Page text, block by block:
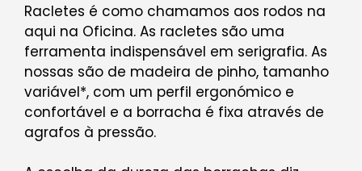
Racletes é como chamamos aos rodos na
aqui na Oficina. As racletes são uma
ferramenta indispensável em serigrafia. As
nossas são de madeira de pinho, tamanho
variável*, com um perfil ergonómico e
confortável e a borracha é fixa através de
agrafos à pressão.